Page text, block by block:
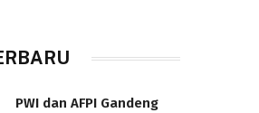
PWI dan AFPI Gandeng